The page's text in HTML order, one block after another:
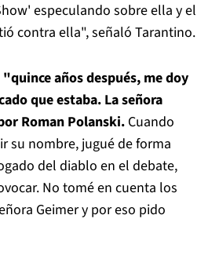
especulando sobre ella y el
contra ella", señaló Tarantino.
"quince años después, me doy
que estaba. La señora
Roman Polanski. Cuando
su nombre, jugué de forma
del diablo en el debate,
No tomé en cuenta los
Geimer y por eso pido